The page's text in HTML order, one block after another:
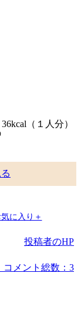
36kcal （１人分）
気に入り＋
投稿者のHP
コメント総数：3